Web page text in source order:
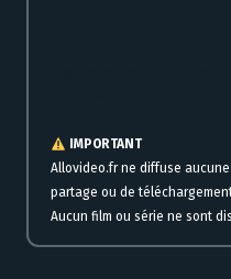
IMPORTANT
Allovideo.fr ne diffuse
partage ou de
Aucun film ou série ne sont